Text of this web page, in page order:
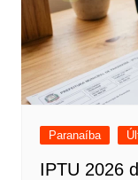
Paranaíba
IPTU 2026